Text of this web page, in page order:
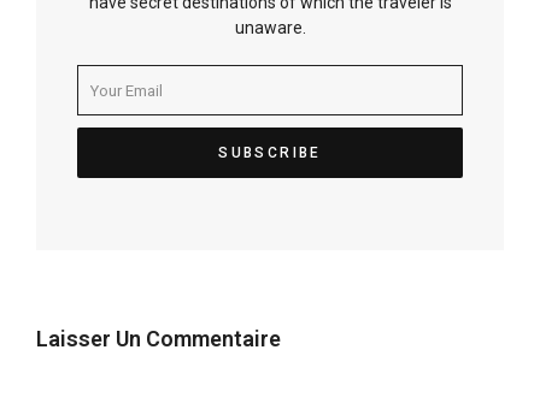
unaware.
Laisser Un Commentaire